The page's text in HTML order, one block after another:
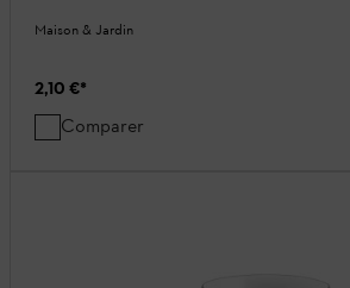
Maison & Jardin
2,10 €*
Comparer